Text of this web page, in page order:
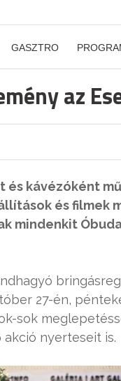
GASZTRO
az
és kávézóként
és filmek
mindenkit
27-én,
sok
nyerteseit is.